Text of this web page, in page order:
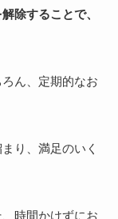
除することで、
ん、定期的なお
り、満足のいく
時間かけずにお